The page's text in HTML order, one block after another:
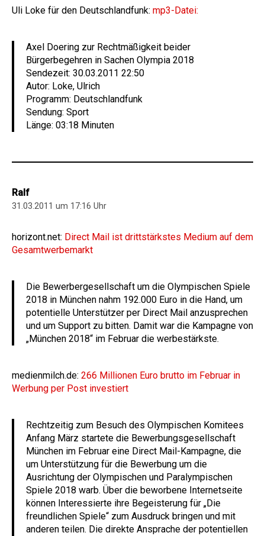
Uli Loke für den Deutschlandfunk: mp3-Datei:
Axel Doering zur Rechtmäßigkeit beider
Bürgerbegehren in Sachen Olympia 2018
Sendezeit: 30.03.2011 22:50
Autor: Loke, Ulrich
Programm: Deutschlandfunk
Sendung: Sport
Länge: 03:18 Minuten
Ralf
31.03.2011 um 17:16 Uhr
horizont.net: Direct Mail ist drittstärkstes Medium auf dem
Gesamtwerbemarkt
Die Bewerbergesellschaft um die Olympischen Spiele
2018 in München nahm 192.000 Euro in die Hand, um
potentielle Unterstützer per Direct Mail anzusprechen
und um Support zu bitten. Damit war die Kampagne von
„München 2018“ im Februar die werbestärkste.
medienmilch.de: 266 Millionen Euro brutto im Februar in
Werbung per Post investiert
Rechtzeitig zum Besuch des Olympischen Komitees
Anfang März startete die Bewerbungsgesellschaft
München im Februar eine Direct Mail-Kampagne, die
um Unterstützung für die Bewerbung um die
Ausrichtung der Olympischen und Paralympischen
Spiele 2018 warb. Über die beworbene Internetseite
können Interessierte ihre Begeisterung für „Die
freundlichen Spiele“ zum Ausdruck bringen und mit
anderen teilen. Die direkte Ansprache der potentiellen